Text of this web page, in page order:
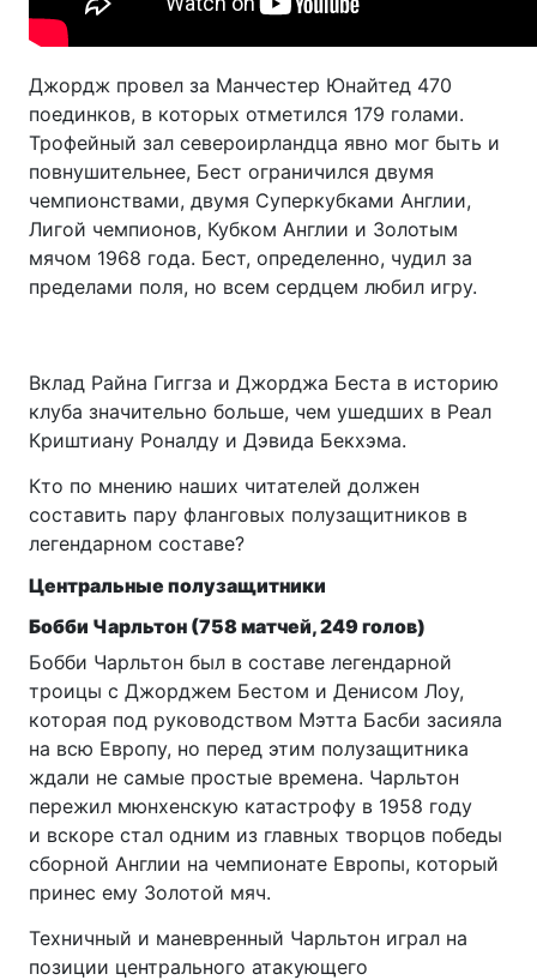
Джордж провел за Манчестер Юнайтед 470
поединков, в которых отметился 179 голами.
Трофейный зал североирландца явно мог быть и
повнушительнее, Бест ограничился двумя
чемпионствами, двумя Суперкубками Англии,
Лигой чемпионов, Кубком Англии и Золотым
мячом 1968 года. Бест, определенно, чудил за
пределами поля, но всем сердцем любил игру.
Вклад Райна Гиггза и Джорджа Беста в историю
клуба значительно больше, чем ушедших в Реал
Криштиану Роналду и Дэвида Бекхэма.
Кто по мнению наших читателей должен
составить пару фланговых полузащитников в
легендарном составе?
Центральные полузащитники
Бобби Чарльтон (758 матчей, 249 голов)
Бобби Чарльтон был в составе легендарной
троицы с Джорджем Бестом и Денисом Лоу,
которая под руководством Мэтта Басби засияла
на всю Европу, но перед этим полузащитника
ждали не самые простые времена. Чарльтон
пережил мюнхенскую катастрофу в 1958 году
и вскоре стал одним из главных творцов победы
сборной Англии на чемпионате Европы, который
принес ему Золотой мяч.
Техничный и маневренный Чарльтон играл на
позиции центрального атакующего